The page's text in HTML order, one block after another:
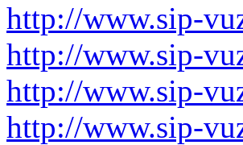
http://www.sip-
http://www.sip-
http://www.sip-
http://www.sip-